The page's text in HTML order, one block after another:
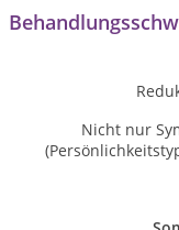
Nicht nur